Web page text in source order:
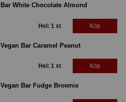
White Chocolate Almond
Hel: 1 st Köp
Bar Caramel Peanut
Hel: 1 st Köp
Bar Fudge Brownie